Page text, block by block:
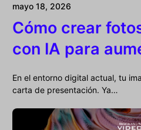
mayo 18, 2026
Cómo crear
con IA para
En el entorno digital actual, tu
carta de presentación. Ya…